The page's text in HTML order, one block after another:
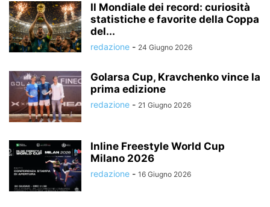
Il Mondiale dei record: curiosità
statistiche e favorite della Coppa
del...
redazione - 24 Giugno 2026
Golarsa Cup, Kravchenko vince la
prima edizione
redazione - 21 Giugno 2026
Inline Freestyle World Cup
Milano 2026
redazione - 16 Giugno 2026